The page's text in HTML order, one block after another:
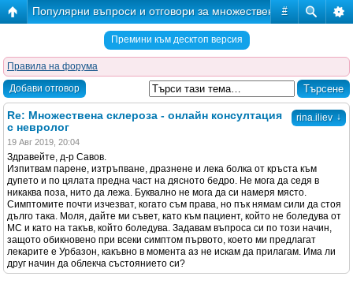
#
Популярни въпроси и отговори за множествената склероза
Премини към десктоп версия
Правила на форума
Добави отговор
rina.iliev ↓
Re: Множествена склероза - онлайн консултация
с невролог
19 Авг 2019, 20:04
Здравейте, д-р Савов.
Изпитвам парене, изтръпване, дразнене и лека болка от кръста към
дупето и по цялата предна част на дясното бедро. Не мога да седя в
никаква поза, нито да лежа. Буквално не мога да си намеря място.
Симптомите почти изчезват, когато съм права, но пък нямам сили да стоя
дълго така. Моля, дайте ми съвет, като към пациент, който не боледува от
МС и като на такъв, който боледува. Задавам въпроса си по този начин,
защото обикновено при всеки симптом първото, което ми предлагат
лекарите е Урбазон, какъвно в момента аз не искам да прилагам. Има ли
друг начин да облекча състоянието си?